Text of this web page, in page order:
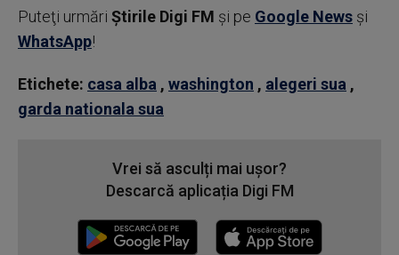
Puteţi urmări Știrile Digi FM şi pe Google News şi
WhatsApp!
Etichete: casa alba , washington , alegeri sua ,
garda nationala sua
Vrei să asculți mai ușor?
Descarcă aplicația Digi FM